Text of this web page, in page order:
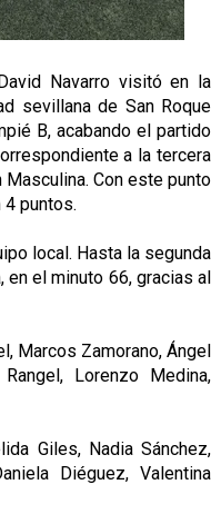
Navarro visitó en la
sevillana de San Roque
B, acabando el partido
a la tercera
Masculina. Con este punto
puntos.
local. Hasta la segunda
el minuto 66, gracias al
Marcos Zamorano, Ángel
Lorenzo Medina,
Giles, Nadia Sánchez,
Diéguez, Valentina